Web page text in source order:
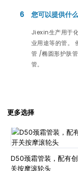
6 您可以提供什
Jiexin生产用于
业用途等的管。
管 /椭圆形护肤
管。
更多选择
D50颈霜管装，配有
关按摩滚轮头